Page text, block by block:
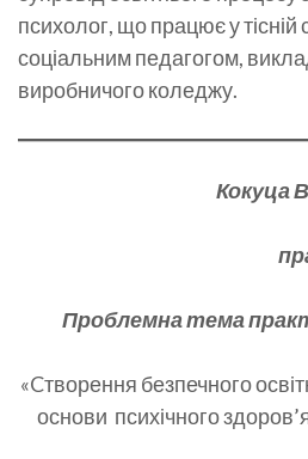
психолог, що працює у тісній
соціальним педагогом,
виробничого коледжу.
Кокуца
Проблемна тема
«Cтворення безпечного
основи психічного